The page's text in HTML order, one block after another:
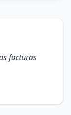
facturas